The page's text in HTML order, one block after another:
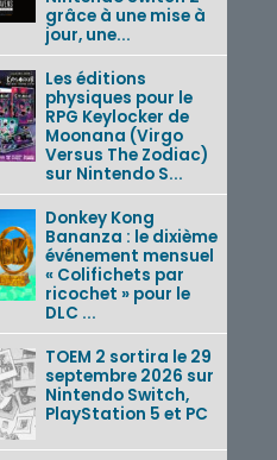
grâce à une mise à
jour, une...
Les éditions
physiques pour le
RPG Keylocker de
Moonana (Virgo
Versus The Zodiac)
sur Nintendo S...
Donkey Kong
Bananza : le dixième
événement mensuel
« Colifichets par
ricochet » pour le
DLC ...
TOEM 2 sortira le 29
septembre 2026 sur
Nintendo Switch,
PlayStation 5 et PC